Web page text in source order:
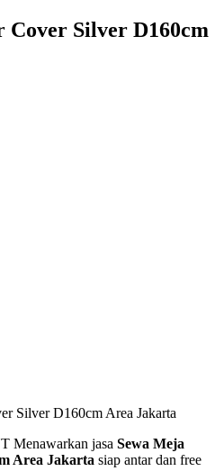
Cover Silver D160cm
Silver D160cm Area Jakarta
Menawarkan jasa Sewa Meja
Area Jakarta siap antar dan free